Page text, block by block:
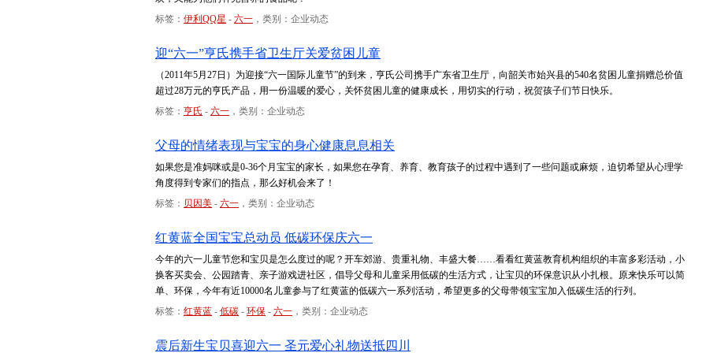
标签： 伊利QQ星 - 六一 ，类别：企业动态
迎“六一”亨氏携手省卫生厅关爱贫困儿童
（2011年5月27日）为迎接“六一国际儿童节”的到来，亨氏公司携手广东省卫生厅，向韶关市始兴县的540名贫困儿童捐赠总价值
超过28万元的亨氏产品，用一份温暖的爱心，关怀贫困儿童的健康成长，用切实的行动，祝贺孩子们节日快乐。
标签： 亨氏 - 六一 ，类别：企业动态
父母的情绪表现与宝宝的身心健康息息相关
如果您是准妈咪或是0-36个月宝宝的家长，如果您在孕育、养育、教育孩子的过程中遇到了一些问题或麻烦，迫切希望从心理学
角度得到专家们的指点，那么好机会来了！
标签： 贝因美 - 六一 ，类别：企业动态
红黄蓝全国宝宝总动员 低碳环保庆六一
今年的六一儿童节您和宝贝是怎么度过的呢？开车郊游、贵重礼物、丰盛大餐……看看红黄蓝教育机构组织的丰富多彩活动，小
换客买卖会、公园踏青、亲子游戏进社区，倡导父母和儿童采用低碳的生活方式，让宝贝的环保意识从小扎根。原来快乐可以简
单、环保，今年有近10000名儿童参与了红黄蓝的低碳六一系列活动，希望更多的父母带领宝宝加入低碳生活的行列。
标签： 红黄蓝 - 低碳 - 环保 - 六一 ，类别：企业动态
震后新生宝贝喜迎六一 圣元爱心礼物送抵四川